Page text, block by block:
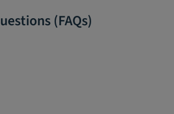
(FAQs)